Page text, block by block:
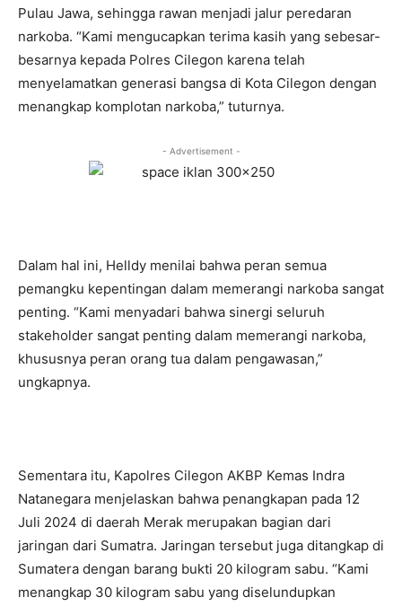
Pulau Jawa, sehingga rawan menjadi jalur peredaran
narkoba. “Kami mengucapkan terima kasih yang sebesar-
besarnya kepada Polres Cilegon karena telah
menyelamatkan generasi bangsa di Kota Cilegon dengan
menangkap komplotan narkoba,” tuturnya.
- Advertisement -
Dalam hal ini, Helldy menilai bahwa peran semua
pemangku kepentingan dalam memerangi narkoba sangat
penting. “Kami menyadari bahwa sinergi seluruh
stakeholder sangat penting dalam memerangi narkoba,
khususnya peran orang tua dalam pengawasan,”
ungkapnya.
Sementara itu, Kapolres Cilegon AKBP Kemas Indra
Natanegara menjelaskan bahwa penangkapan pada 12
Juli 2024 di daerah Merak merupakan bagian dari
jaringan dari Sumatra. Jaringan tersebut juga ditangkap di
Sumatera dengan barang bukti 20 kilogram sabu. “Kami
menangkap 30 kilogram sabu yang diselundupkan